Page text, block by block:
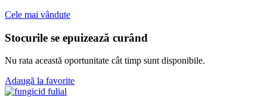
Cele mai vândute
Stocurile se epuizează curând
Nu rata această oportunitate cât timp sunt disponibile.
Adaugă la favorite